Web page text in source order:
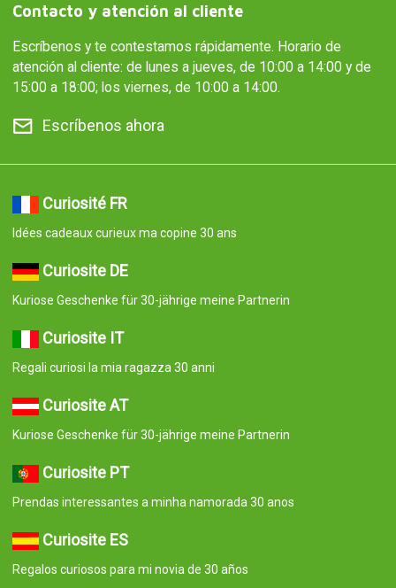
Contacto y atención al cliente
Escríbenos y te contestamos rápidamente. Horario de
atención al cliente: de lunes a jueves, de 10:00 a 14:00 y de
15:00 a 18:00; los viernes, de 10:00 a 14:00.
Escríbenos ahora
Curiosité FR
Idées cadeaux curieux ma copine 30 ans
Curiosite DE
Kuriose Geschenke für 30-jährige meine Partnerin
Curiosite IT
Regali curiosi la mia ragazza 30 anni
Curiosite AT
Kuriose Geschenke für 30-jährige meine Partnerin
Curiosite PT
Prendas interessantes a minha namorada 30 anos
Curiosite ES
Regalos curiosos para mi novia de 30 años